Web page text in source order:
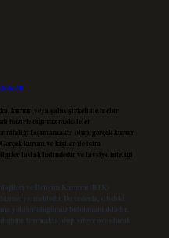
kurum veya şahıs şirketi ile hiçbir
hazırladığımız makaleler
niteliği taşımamakta olup, gerçek kurum
kurum ve kişiler ile isim
taslak halindedir ve tavsiye niteliği
ve İletişim Kurumu (BTK)
vermektedir. Bu nedenle, sitedeki
yükümlülüğümüz bulunmamaktadır.
taşımakta olup, siteye üye olarak